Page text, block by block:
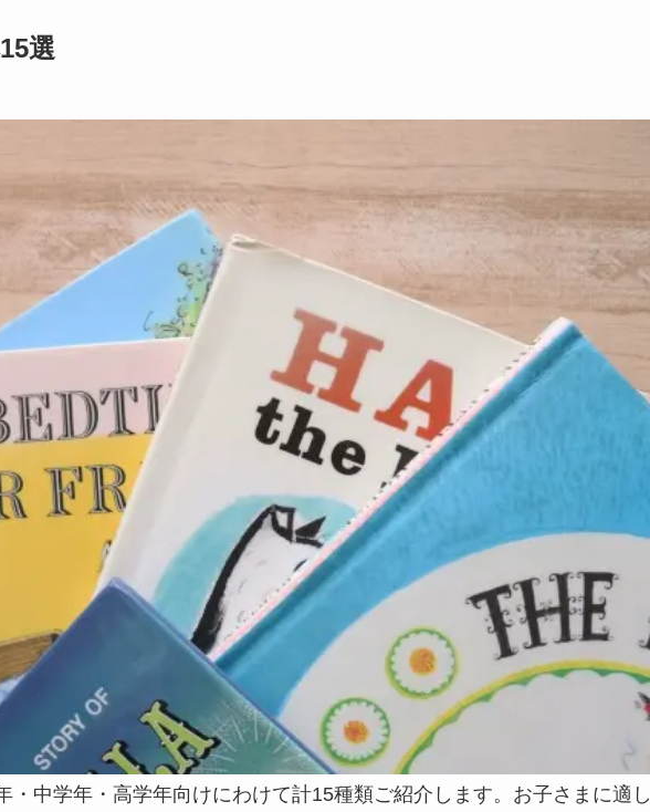
選
・中学年・高学年向けにわけて計15種類ご紹介します。お子さまに適